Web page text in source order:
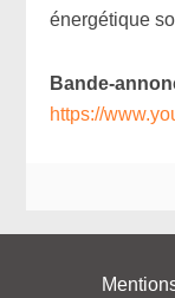
énergétique
Bande-
https://